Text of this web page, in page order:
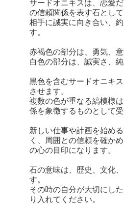
サードオニキスは、恋愛
の信頼関係を表す石とし
相手に誠実に向き合い、
す。
赤褐色の部分は、勇気、
白色の部分は、誠実さ、
黒色を含むサードオニキ
させます。
複数の色が重なる縞模様
係を象徴するものとして
新しい仕事や計画を始め
く、周囲との信頼を確か
の心の目印になります。
石の意味は、歴史、文化
す。
その時の自分が大切にし
り入れてください。